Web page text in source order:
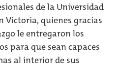
de la Universidad
Victoria, quienes gracias
le entregaron los
para que sean capaces
al interior de sus